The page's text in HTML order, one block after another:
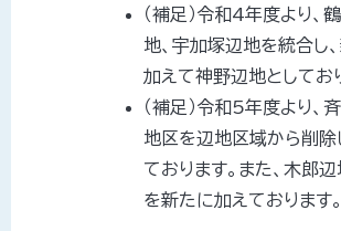
（補足）令和4年度より、
地、宇加塚辺地を統合し
加えて神野辺地としてお
（補足）令和5年度より、
地区を辺地区域から削除
ております。また、木郎
を新たに加えております。